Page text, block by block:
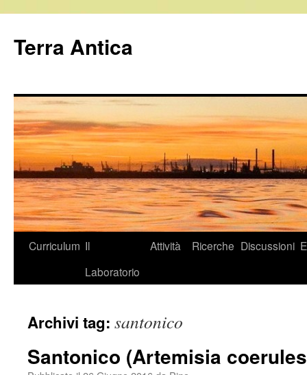
contenuto
Terra Antica
Curriculum Il
Laboratorio
Attività Ricerche Discussioni
Archivi tag: santonico
Santonico (Artemisia